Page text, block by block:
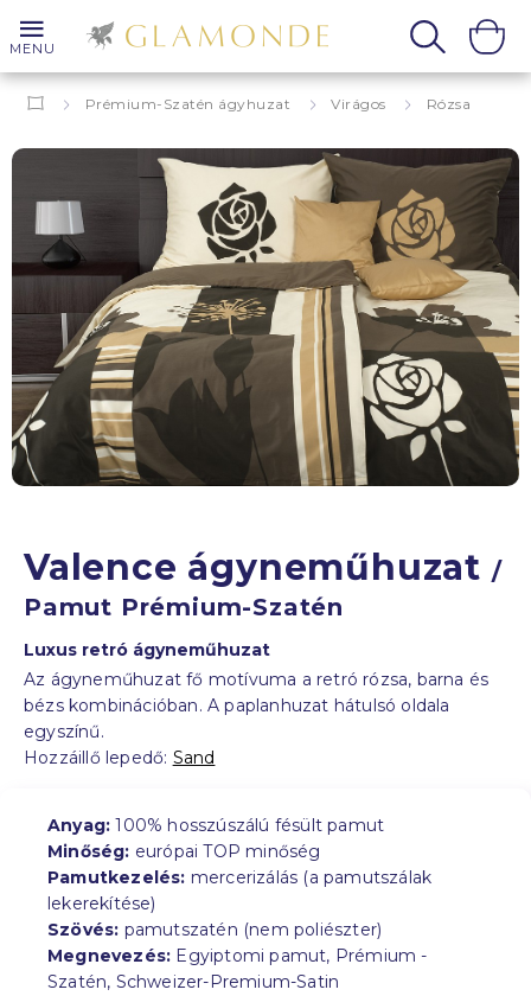
MENU
Prémium-Szatén ágyhuzat Virágos Rózsa
Valence
Valence ágyneműhuzat /
Pamut Prémium-Szatén
Luxus retró ágyneműhuzat
Az ágyneműhuzat fő motívuma a retró rózsa, barna és
bézs kombinációban. A paplanhuzat hátulsó oldala
egyszínű.
Hozzáillő lepedő: Sand
Anyag: 100% hosszúszálú fésült pamut
Minőség: európai TOP minőség
Pamutkezelés: mercerizálás (a pamutszálak
lekerekítése)
Szövés: pamutszatén (nem poliészter)
Megnevezés: Egyiptomi pamut, Prémium -
Szatén, Schweizer-Premium-Satin